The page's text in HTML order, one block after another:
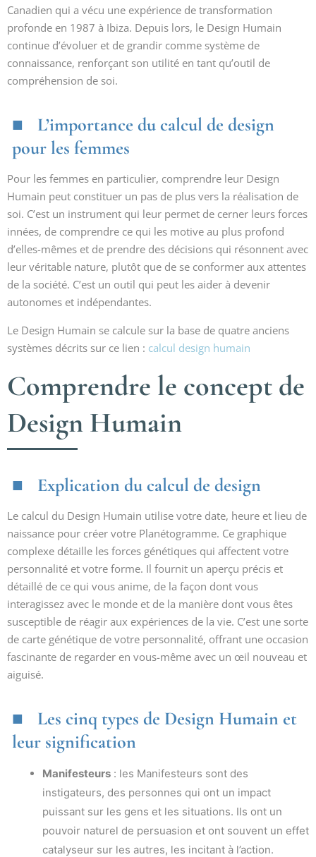
Canadien qui a vécu une expérience de transformation
profonde en 1987 à Ibiza. Depuis lors, le Design Humain
continue d’évoluer et de grandir comme système de
connaissance, renforçant son utilité en tant qu’outil de
compréhension de soi.
L’importance du calcul de design
pour les femmes
Pour les femmes en particulier, comprendre leur Design
Humain peut constituer un pas de plus vers la réalisation de
soi. C’est un instrument qui leur permet de cerner leurs forces
innées, de comprendre ce qui les motive au plus profond
d’elles-mêmes et de prendre des décisions qui résonnent avec
leur véritable nature, plutôt que de se conformer aux attentes
de la société. C’est un outil qui peut les aider à devenir
autonomes et indépendantes.
Le Design Humain se calcule sur la base de quatre anciens
systèmes décrits sur ce lien : calcul design humain
Comprendre le concept de
Design Humain
Explication du calcul de design
Le calcul du Design Humain utilise votre date, heure et lieu de
naissance pour créer votre Planétogramme. Ce graphique
complexe détaille les forces génétiques qui affectent votre
personnalité et votre forme. Il fournit un aperçu précis et
détaillé de ce qui vous anime, de la façon dont vous
interagissez avec le monde et de la manière dont vous êtes
susceptible de réagir aux expériences de la vie. C’est une sorte
de carte génétique de votre personnalité, offrant une occasion
fascinante de regarder en vous-même avec un œil nouveau et
aiguisé.
Les cinq types de Design Humain et
leur signification
Manifesteurs : les Manifesteurs sont des
instigateurs, des personnes qui ont un impact
puissant sur les gens et les situations. Ils ont un
pouvoir naturel de persuasion et ont souvent un effet
catalyseur sur les autres, les incitant à l’action.